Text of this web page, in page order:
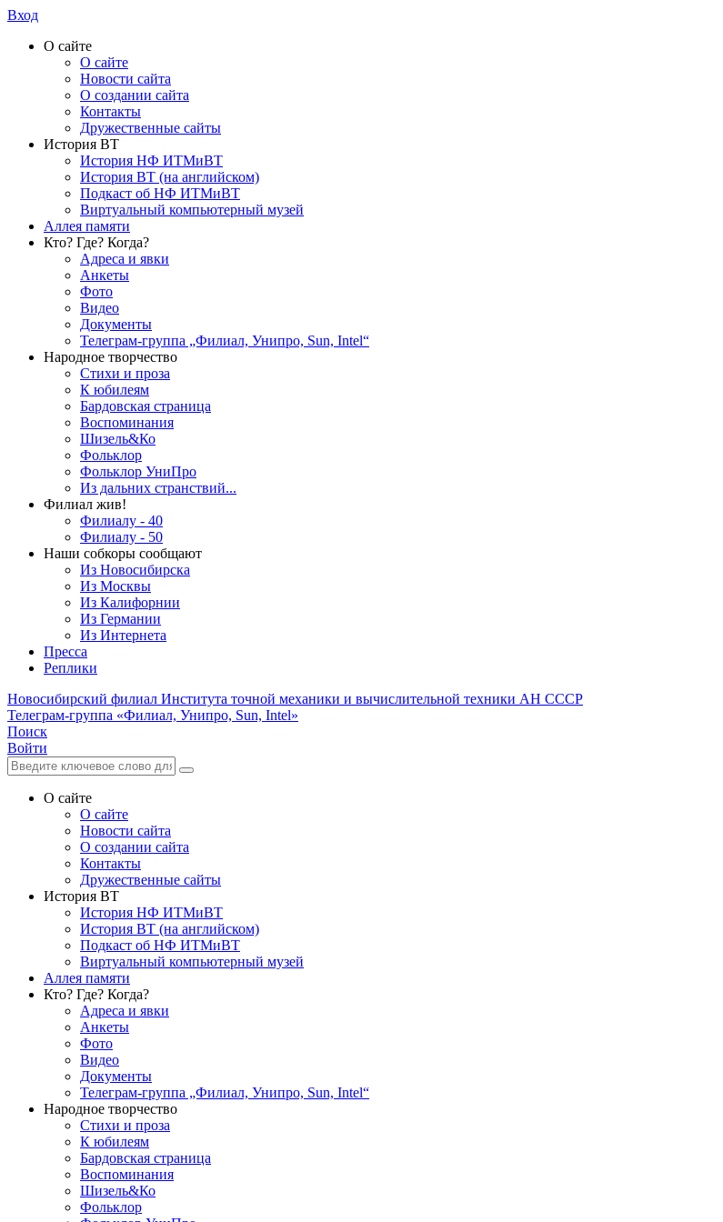
Вход
О сайте
О сайте
Новости сайта
О создании сайта
Контакты
Дружественные сайты
История ВТ
История НФ ИТМиВТ
История ВТ (на английском)
Подкаст об НФ ИТМиВТ
Виртуальный компьютерный музей
Аллея памяти
Кто? Где? Когда?
Адреса и явки
Анкеты
Фото
Видео
Документы
Телеграм-группа „Филиал, Унипро, Sun, Intel“
Народное творчество
Стихи и проза
К юбилеям
Бардовская страница
Воспоминания
Шизель&Ко
Фольклор
Фольклор УниПро
Из дальних странствий...
Филиал жив!
Филиалу - 40
Филиалу - 50
Наши собкоры сообщают
Из Новосибирска
Из Москвы
Из Калифорнии
Из Германии
Из Интернета
Пресса
Реплики
Новосибирский филиал Института точной механики и вычислительной техники АН СССР
Телеграм-группа «Филиал, Унипро, Sun, Intel»
Поиск
Войти
О сайте
О сайте
Новости сайта
О создании сайта
Контакты
Дружественные сайты
История ВТ
История НФ ИТМиВТ
История ВТ (на английском)
Подкаст об НФ ИТМиВТ
Виртуальный компьютерный музей
Аллея памяти
Кто? Где? Когда?
Адреса и явки
Анкеты
Фото
Видео
Документы
Телеграм-группа „Филиал, Унипро, Sun, Intel“
Народное творчество
Стихи и проза
К юбилеям
Бардовская страница
Воспоминания
Шизель&Ко
Фольклор